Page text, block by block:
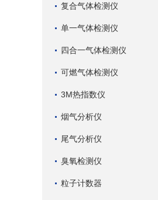
复合气体检测仪
单一气体检测仪
四合一气体检测仪
可燃气体检测仪
3M热指数仪
烟气分析仪
尾气分析仪
臭氧检测仪
粒子计数器